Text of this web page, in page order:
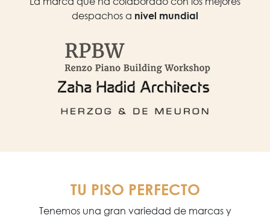
despachos a nivel mundial
TU PISO PERFECTO
Tenemos una gran variedad de marcas y